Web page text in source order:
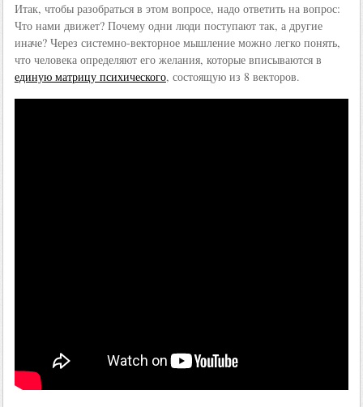
Итак, чтобы разобраться в этом вопросе, надо ответить на вопрос:
Что нами движет? Почему одни люди поступают так, а другие
иначе? Через системно-векторное мышление можно легко понять,
что человека определяют его желания, которые вписываются в
единую матрицу психического, состоящую из 8 векторов.